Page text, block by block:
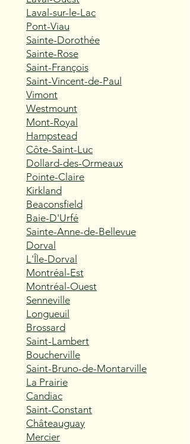
Laval-sur-le-Lac
Pont-Viau
Sainte-Dorothée
Sainte-Rose
Saint-François
Saint-Vincent-de-Paul
Vimont
Westmount
Mont-Royal
Hampstead
Côte-Saint-Luc
Dollard-des-Ormeaux
Pointe-Claire
Kirkland
Beaconsfield
Baie-D'Urfé
Sainte-Anne-de-Bellevue
Dorval
L'Île-Dorval
Montréal-Est
Montréal-Ouest
Senneville
Longueuil
Brossard
Saint-Lambert
Boucherville
Saint-Bruno-de-Montarville
La Prairie
Candiac
Saint-Constant
Châteauguay
Mercier